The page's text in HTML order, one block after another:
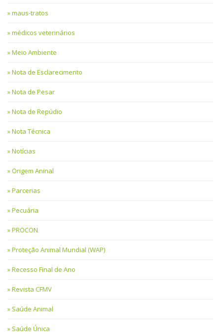
maus-tratos
médicos veterinários
Meio Ambiente
Nota de Esclarecimento
Nota de Pesar
Nota de Repúdio
Nota Técnica
Notícias
Origem Aninal
Parcerias
Pecuária
PROCON
Proteção Animal Mundial (WAP)
Recesso Final de Ano
Revista CFMV
Saúde Animal
Saúde Única